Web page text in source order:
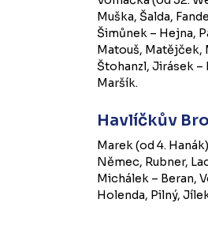
Muška, Šalda,
Šimůnek – Hejna,
Matouš, Matějček,
Štohanzl, Jirásek –
Maršík.
Havlíčkův
Marek (od 4.
Němec, Rubner,
Michálek – Beran,
Holenda, Pilný,